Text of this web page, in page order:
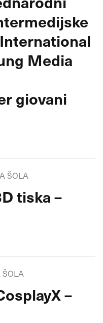
Media
giovani
ŠOLA
tiska –
ŠOLA
–